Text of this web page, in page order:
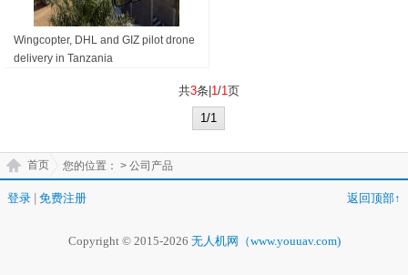
Wingcopter, DHL and GIZ pilot drone
delivery in Tanzania
共3条| 1/1页
1/1
您的位置：
首页 > 公司产品
登录 免费注册 返回顶部↑
Copyright © 2015-2026 无人机网（www.youuav.com)